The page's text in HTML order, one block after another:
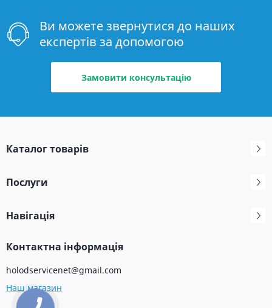
Ви можете звернутися до наших
експертів за допомогою
Замовити консультацію
Каталог товарів
Послуги
Навігація
Контактна інформація
holodservicenet@gmail.com
Наш магазин